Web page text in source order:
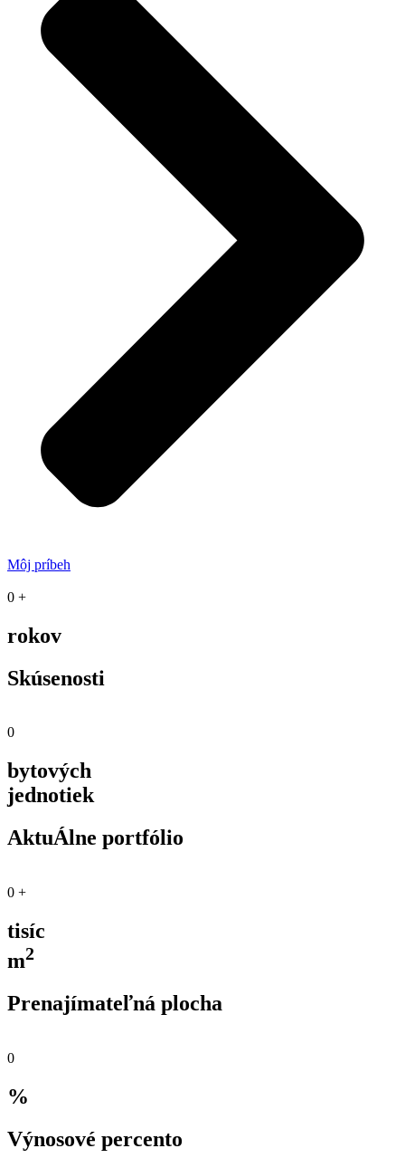
Môj príbeh
0 +
rokov
Skúsenosti
0
bytových
jednotiek
AktuÁlne portfólio
0 +
tisíc
m2
Prenajímateľná plocha
0
%
Výnosové percento